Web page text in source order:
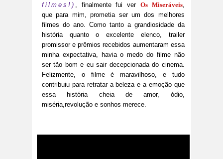
filmes!) , finalmente fui ver Os Miseráveis,
que para mim, prometia ser um dos melhores
filmes do ano. Como tanto a grandiosidade da
história quanto o excelente elenco, trailer
promissor e prêmios recebidos aumentaram essa
minha expectativa, havia o medo do filme não
ser tão bom e eu sair decepcionada do cinema.
Felizmente, o filme é maravilhoso, e tudo
contribuiu para retratar a beleza e a emoção que
essa história cheia de amor, ódio,
miséria,revolução e sonhos merece.